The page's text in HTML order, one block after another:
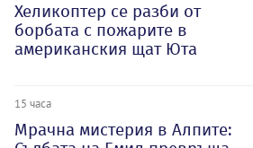
Хеликоптер се разби от
борбата с пожарите в
американския щат Юта
15 часа
Мрачна мистерия в Алпите: